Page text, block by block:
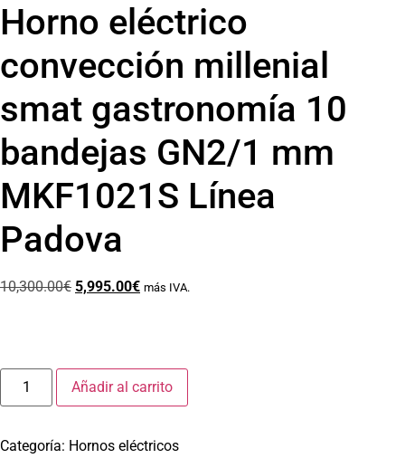
Horno eléctrico
convección millenial
smat gastronomía 10
bandejas GN2/1 mm
MKF1021S Línea
Padova
10,300.00€ 5,995.00€ más IVA.
Añadir al carrito
Categoría: Hornos eléctricos